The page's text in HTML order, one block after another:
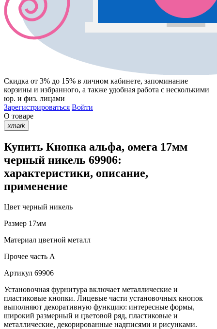
Скидка от 3% до 15% в личном кабинете, запоминание
корзины и избранного, а также удобная работа с несколькими
юр. и физ. лицами
Зарегистрироваться Войти
О товаре
xmark
Купить Кнопка альфа, омега 17мм
черный никель 69906:
характеристики, описание,
применение
Цвет черный никель
Размер 17мм
Материал цветной металл
Прочее часть A
Артикул 69906
Установочная фурнитура включает металлические и
пластиковые кнопки. Лицевые части установочных кнопок
выполняют декоративную функцию: интересные формы,
широкий размерный и цветовой ряд, пластиковые и
металлические, декорированные надписями и рисунками.